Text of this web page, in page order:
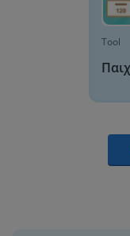
Tool